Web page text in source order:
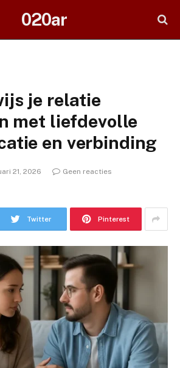
020ar
je relatie
met liefdevolle
en verbinding
21, 2026
Geen reacties
Twitter Pinterest